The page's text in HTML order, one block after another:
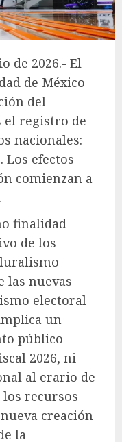
de 2026.- El
de México
del
registro de
nacionales:
Los efectos
comienzan a
finalidad
de los
las nuevas
electoral
un
público
2026, ni
al erario de
los recursos
creación
la